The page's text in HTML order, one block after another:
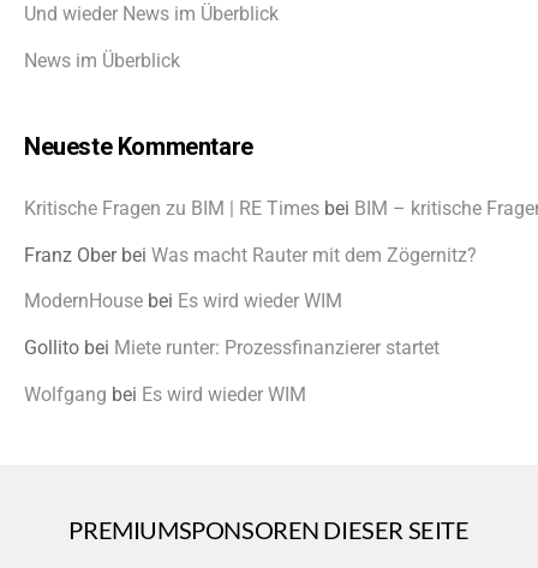
Und wieder News im Überblick
News im Überblick
Neueste Kommentare
Kritische Fragen zu BIM | RE Times bei BIM – kritische
Franz Oberbei Was macht Rauter mit dem Zögernitz?
ModernHouse bei Es wird wieder WIM
Gollito bei Miete runter: Prozessfinanzierer startet
Wolfgang bei Es wird wieder WIM
PREMIUMSPONSOREN DIESER SEITE